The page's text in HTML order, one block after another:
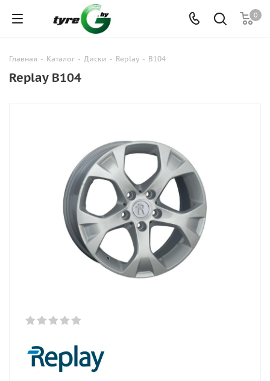
0
Главная - Каталог - Диски - Replay - B104
Replay B104